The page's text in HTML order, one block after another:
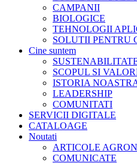
CAMPANII
BIOLOGICE
TEHNOLOGII
SOLUTII PENTRU
Cine suntem
SCOPUL SI
ISTORIA
LEADERSHIP
COMUNITATI
SERVICII DIGITALE
CATALOAGE
Noutati
ARTICOLE
COMUNICATE